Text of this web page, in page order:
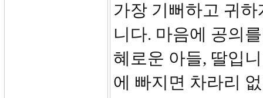
가장 기뻐하고 귀
니다. 마음에 공의
혜로운 아들, 딸입
에 빠지면 차라리